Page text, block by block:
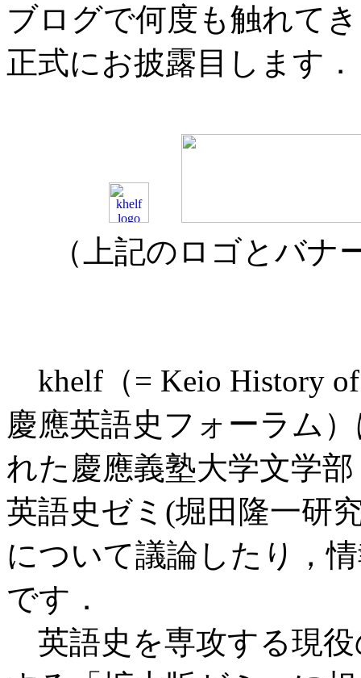
ブログで何度も触れて
正式にお披露目します．
（上記のロゴとバナ
khelf（= Keio History of
慶應英語史フォーラム
れた慶應義塾大学文学
英語史ゼミ(堀田隆一研
について議論したり，
です．
英語史を専攻する現